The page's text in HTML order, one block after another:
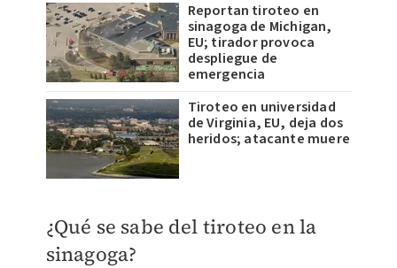
Reportan tiroteo en
sinagoga de Michigan,
EU; tirador provoca
despliegue de
emergencia
Tiroteo en universidad
de Virginia, EU, deja dos
heridos; atacante muere
¿Qué se sabe del tiroteo en la
sinagoga?